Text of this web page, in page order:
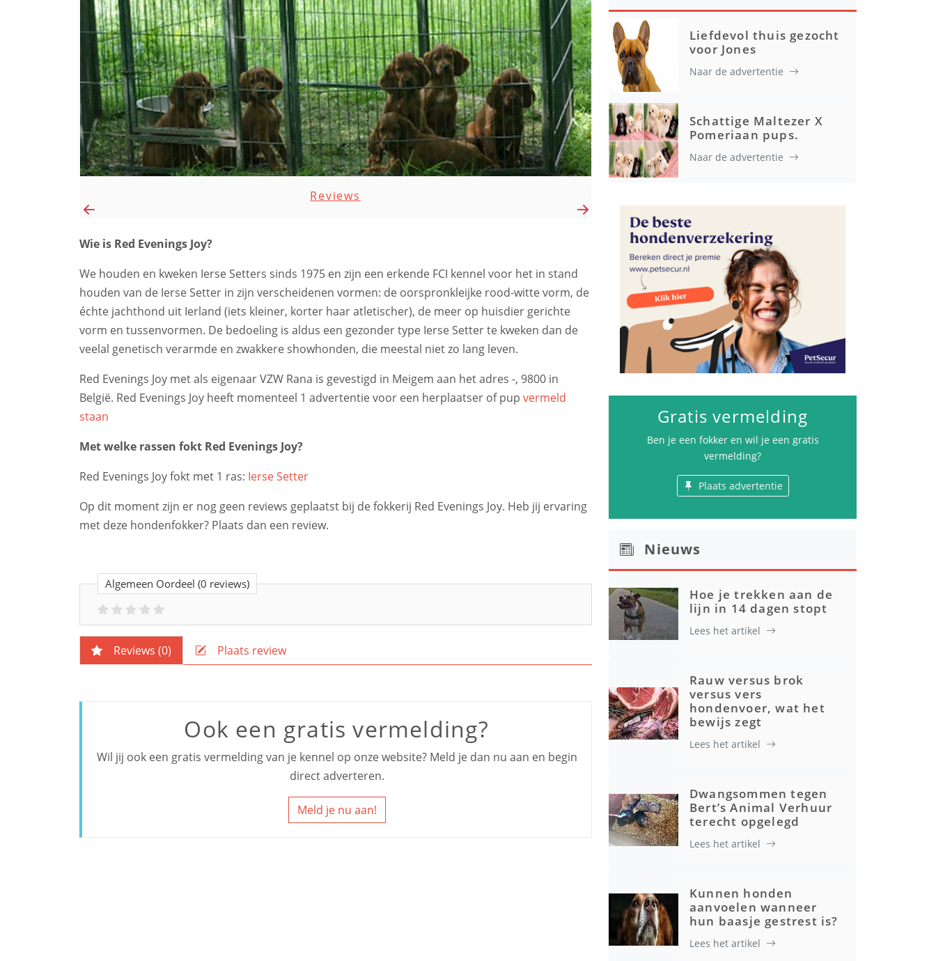
Reviews
Wie is Red Evenings Joy?
We houden en kweken Ierse Setters sinds 1975 en zijn een erkende FCI kennel voor het in stand
houden van de Ierse Setter in zijn verscheidenen vormen: de oorspronkleijke rood-witte vorm, de
échte jachthond uit Ierland (iets kleiner, korter haar atletischer), de meer op huisdier gerichte
vorm en tussenvormen. De bedoeling is aldus een gezonder type Ierse Setter te kweken dan de
veelal genetisch verarmde en zwakkere showhonden, die meestal niet zo lang leven.
Red Evenings Joy met als eigenaar VZW Rana is gevestigd in Meigem aan het adres -, 9800 in
België. Red Evenings Joy heeft momenteel 1 advertentie voor een herplaatser of pup vermeld
staan
Met welke rassen fokt Red Evenings Joy?
Red Evenings Joy fokt met 1 ras: Ierse Setter
Op dit moment zijn er nog geen reviews geplaatst bij de fokkerij Red Evenings Joy. Heb jij ervaring
met deze hondenfokker? Plaats dan een review.
Algemeen Oordeel (0 reviews)
Reviews (0) Plaats review
Ook een gratis vermelding?
Wil jij ook een gratis vermelding van je kennel op onze website? Meld je dan nu aan en begin
direct adverteren.
Meld je nu aan!
Liefdevol thuis gezocht
voor Jones
Naar de advertentie
Schattige Maltezer X
Pomeriaan pups.
Naar de advertentie
Gratis vermelding
Ben je een fokker en wil je een gratis
vermelding?
Plaats advertentie
Nieuws
Hoe je trekken aan de
lijn in 14 dagen stopt
Lees het artikel
Rauw versus brok
versus vers
hondenvoer, wat het
bewijs zegt
Lees het artikel
Dwangsommen tegen
Bert’s Animal Verhuur
terecht opgelegd
Lees het artikel
Kunnen honden
aanvoelen wanneer
hun baasje gestrest is?
Lees het artikel